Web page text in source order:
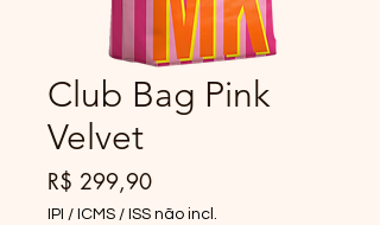
Club Bag Pink
Velvet
R$ 299,90Preço
IPI / ICMS / ISS não incl.